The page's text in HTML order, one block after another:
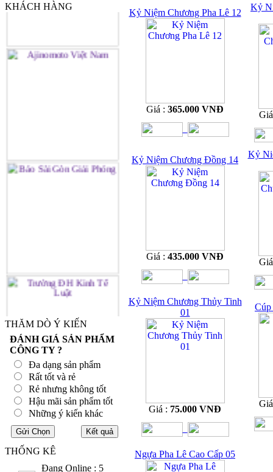
KHÁCH HÀNG
THĂM DÒ Ý KIẾN
ĐÁNH GIÁ SẢN PHẨM
CÔNG TY ?
Đa dạng sản phẩm
Rất tốt và rẻ
Rẻ nhưng không tốt
Hậu mãi sản phẩm tốt
Những ý kiến khác
THỐNG KÊ
Đang Online : 5
Kỷ Niệm Chương Pha Lê 12
Giá : 365.000 VNĐ
Kỷ
Kỷ Niệm Chương Đồng 14
Giá : 435.000 VNĐ
Kỷ
Kỷ Niệm Chương Thủy Tinh
01
Giá : 75.000 VNĐ
Cúp
Ngựa Pha Lê Cao Cấp 05